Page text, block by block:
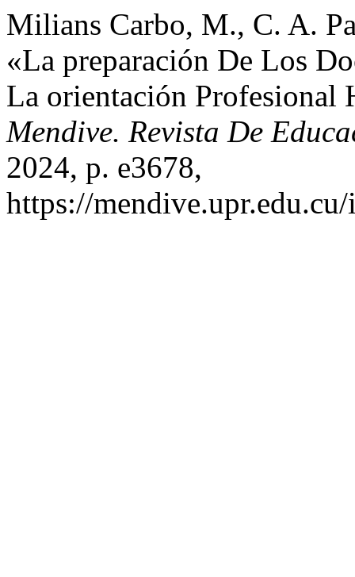
Milians Carbo, M., C. A.
«La preparación De Los
La orientación Profesional
Mendive. Revista De
2024, p. e3678,
https://